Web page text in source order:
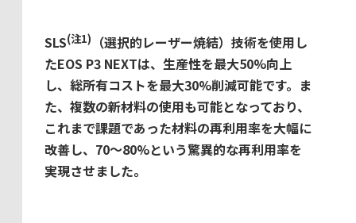
SLS(注1)
（選択的レーザー焼結）技術を使用し
たEOS P3 NEXTは、生産性を最大50%向上
し、総所有コストを最大30%削減可能です。ま
た、複数の新材料の使用も可能となっており、
これまで課題であった材料の再利用率を大幅に
改善し、70～80%という驚異的な再利用率を
実現させました。